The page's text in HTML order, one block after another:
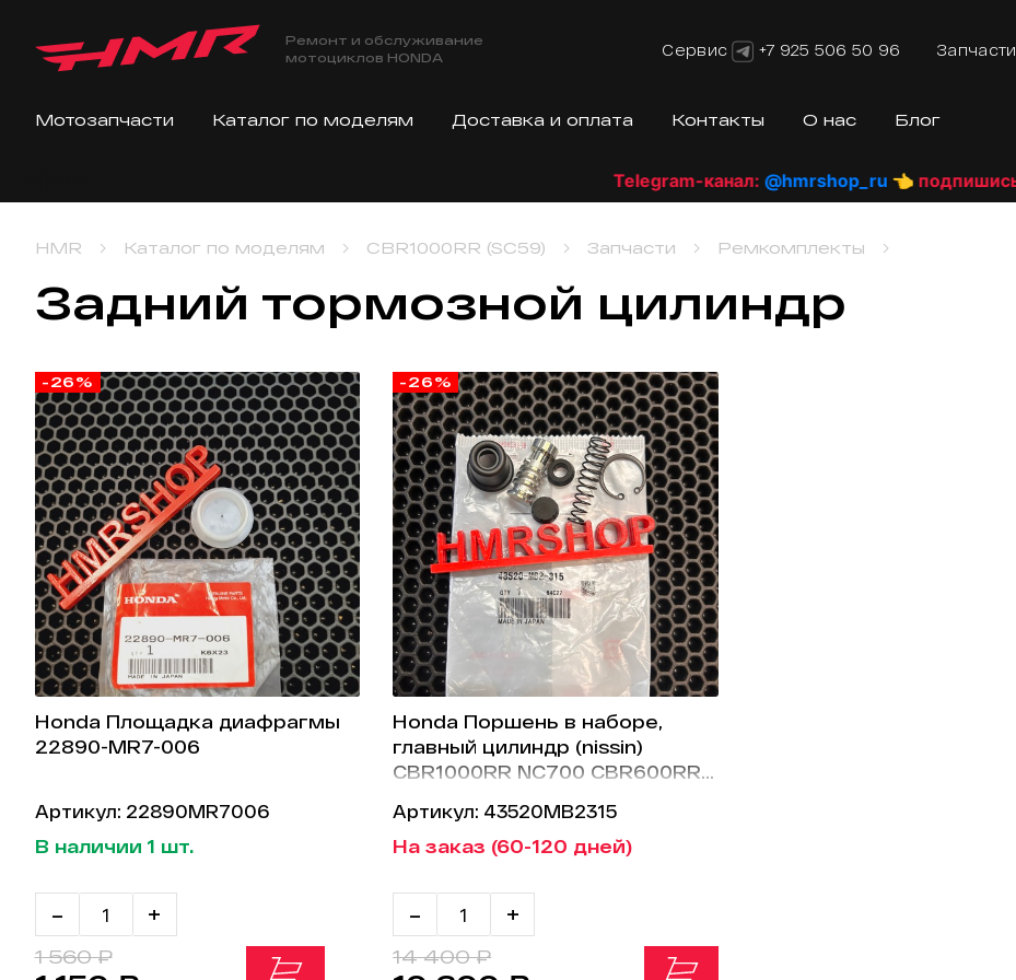
Ремонт и обслуживание
мотоциклов HONDA
Сервис +7 925 506 50 96 Запчасти
Мотозапчасти Каталог по моделям Доставка и оплата Контакты О нас Блог
Telegram-канал:@hmrshop_ru👈 подпишись!!
HMR Каталог по моделям CBR1000RR (SC59) Запчасти Ремкомплекты
Задний тормозной цилиндр
-26%
Honda Площадка диафрагмы
22890-MR7-006
Артикул: 22890MR7006
В наличии 1 шт.
- +
1 560 ₽
-26%
Honda Поршень в наборе,
главный цилиндр (nissin)
CBR1000RR NC700 CBR600RR
Артикул: 43520MB2315
На заказ (60-120 дней)
- +
14 400 ₽